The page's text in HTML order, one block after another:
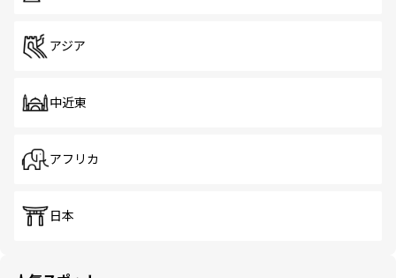
アジア
中近東
アフリカ
日本